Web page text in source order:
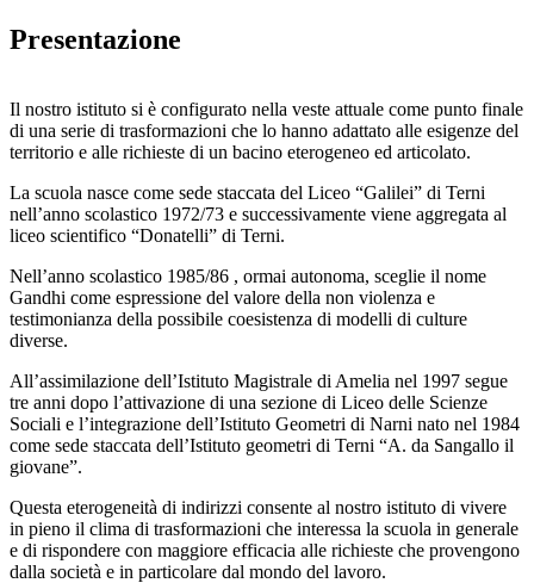
Presentazione
Il nostro istituto si è configurato nella veste attuale come punto finale
di una serie di trasformazioni che lo hanno adattato alle esigenze del
territorio e alle richieste di un bacino eterogeneo ed articolato.
La scuola nasce come sede staccata del Liceo “Galilei” di Terni
nell’anno scolastico 1972/73 e successivamente viene aggregata al
liceo scientifico “Donatelli” di Terni.
Nell’anno scolastico 1985/86 , ormai autonoma, sceglie il nome
Gandhi come espressione del valore della non violenza e
testimonianza della possibile coesistenza di modelli di culture
diverse.
All’assimilazione dell’Istituto Magistrale di Amelia nel 1997 segue
tre anni dopo l’attivazione di una sezione di Liceo delle Scienze
Sociali e l’integrazione dell’Istituto Geometri di Narni nato nel 1984
come sede staccata dell’Istituto geometri di Terni “A. da Sangallo il
giovane”.
Questa eterogeneità di indirizzi consente al nostro istituto di vivere
in pieno il clima di trasformazioni che interessa la scuola in generale
e di rispondere con maggiore efficacia alle richieste che provengono
dalla società e in particolare dal mondo del lavoro.